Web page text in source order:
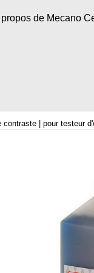
propos de Mecano
contraste | pour testeur